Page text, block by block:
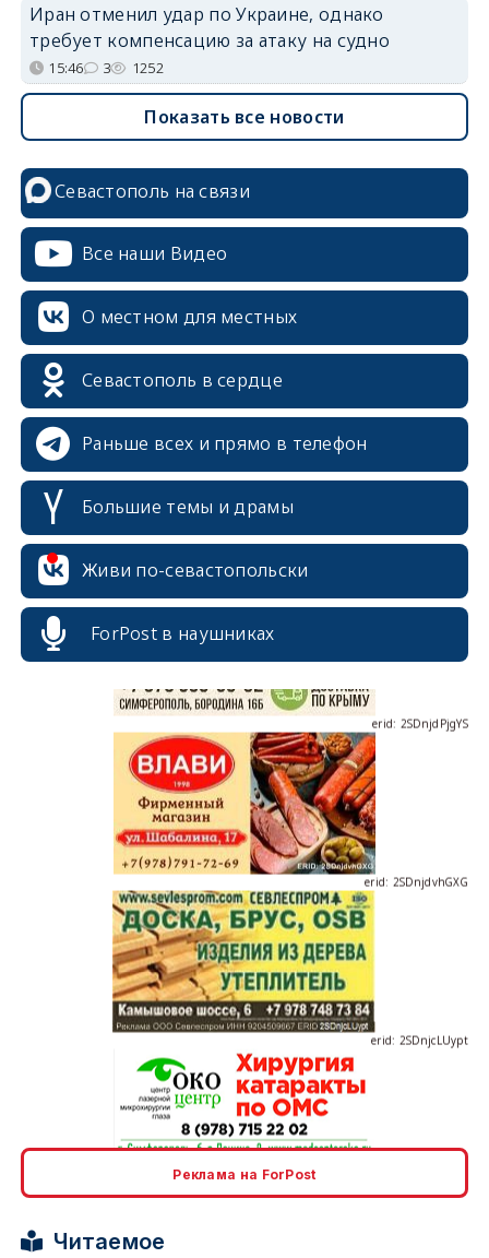
Иран отменил удар по Украине, однако
требует компенсацию за атаку на судно
15:46 3 1252
Показать все новости
Севастополь на связи
Все наши Видео
О местном для местных
Севастополь в сердце
Раньше всех и прямо в телефон
Большие темы и драмы
Живи по-севастопольски
ForPost в наушниках
erid: 2SDnjcrDNw6
erid: 2SDnjdPjgYS
erid: 2SDnjdvhGXG
erid: 2SDnjcLUypt
Реклама на ForPost
Читаемое